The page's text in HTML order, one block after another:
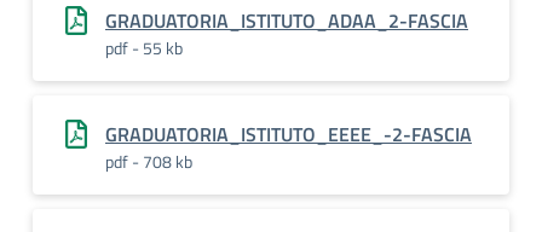
GRADUATORIA_ISTITUTO_ADAA_2-FASCIA
pdf - 55 kb
GRADUATORIA_ISTITUTO_EEEE_-2-FASCIA
pdf - 708 kb